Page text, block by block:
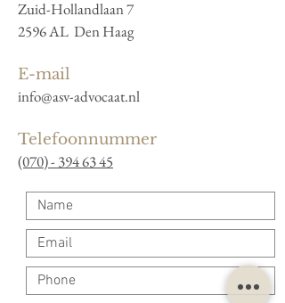
Zuid-Hollandlaan 7
2596 AL Den Haag
E-mail
info@asv-advocaat.nl
Telefoonnummer
(070) - 394 63 45